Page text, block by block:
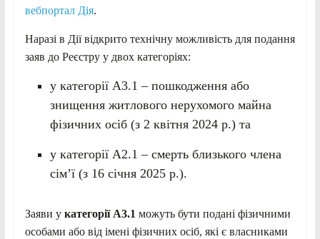
вебпортал Дія.
Наразі в Дії відкрито технічну можливість для подання
заяв до Реєстру у двох категоріях:
у категорії А3.1 – пошкодження або
знищення житлового нерухомого майна
фізичних осіб (з 2 квітня 2024 р.) та
у категорії А2.1 – смерть близького члена
сім’ї (з 16 січня 2025 р.).
Заяви у категорії A3.1 можуть бути подані фізичними
особами або від імені фізичних осіб, які є власниками